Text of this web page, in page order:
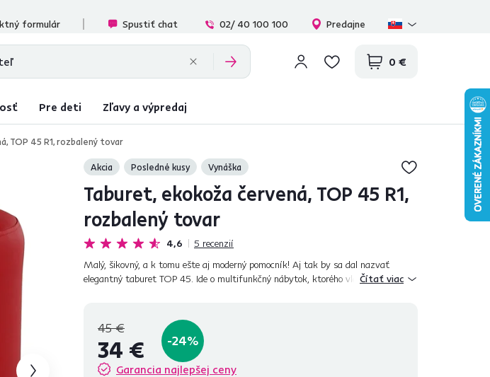
formulár
Spustiť chat 02/ 40 100 100 Predajne
0 €
Pre deti Zľavy a výpredaj
TOP 45 R1, rozbalený tovar
Akcia Posledné kusy Vynáška
Taburet, ekokoža červená, TOP 45 R1,
rozbalený tovar
4,6 5 recenzií
Malý, šikovný, a k tomu ešte aj moderný pomocník! Aj tak by sa dal nazvať
elegantný taburet TOP 45. Ide o multifunkčný nábytok, ktorého vlastnosti určite
Čítať viac
45 €
34 € -24%
Garancia najlepšej ceny